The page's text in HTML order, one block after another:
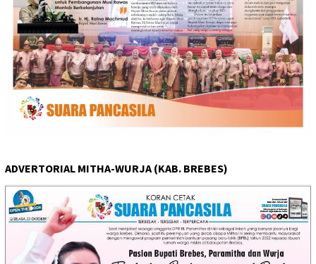
ADVERTORIAL MITHA-WURJA (KAB. BREBES)